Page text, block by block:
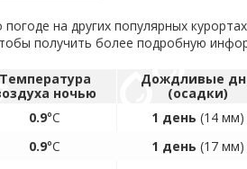
на других популярных
получить более подробную
Температура
ночью
Дождливые
(осадки)
0.9°C 1 день (14 мм)
0.9°C 1 день (17 мм)